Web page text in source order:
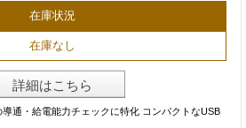
在庫状況
在庫なし
詳細はこちら
通・給電能力チェックに特化 コンパクトなUSB